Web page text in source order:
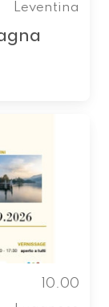
Leventina
10.00